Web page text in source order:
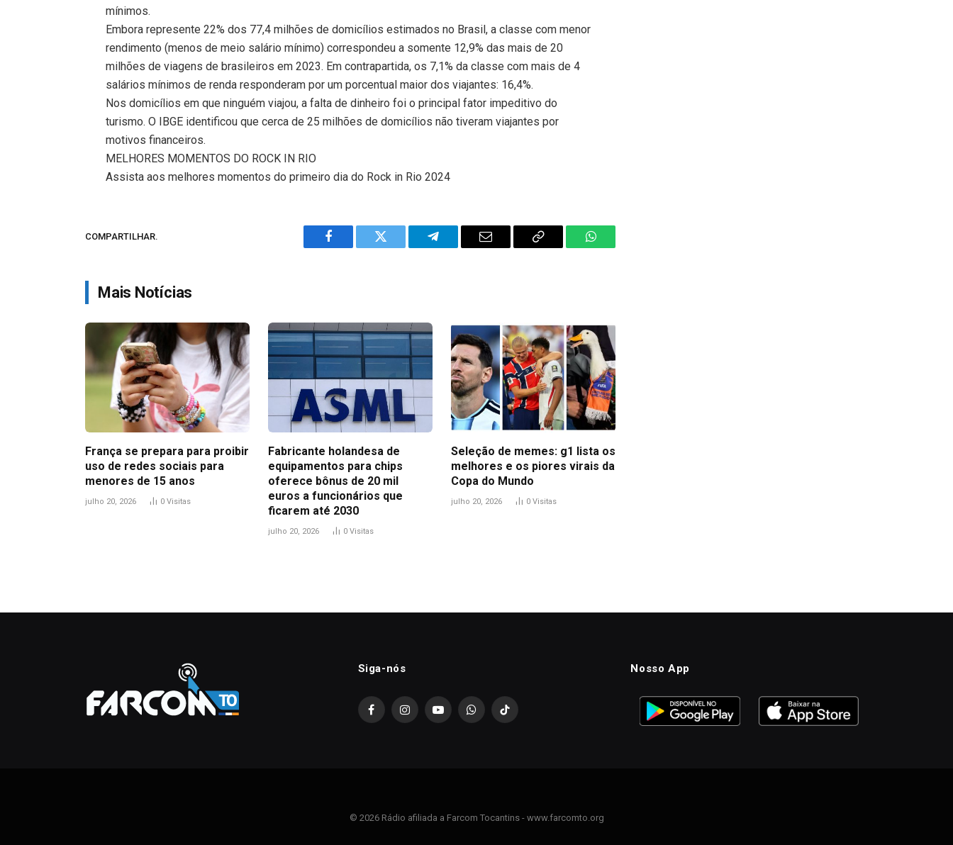
mínimos.
Embora represente 22% dos 77,4 milhões de domicílios estimados no Brasil, a classe com menor
rendimento (menos de meio salário mínimo) correspondeu a somente 12,9% das mais de 20
milhões de viagens de brasileiros em 2023. Em contrapartida, os 7,1% da classe com mais de 4
salários mínimos de renda responderam por um porcentual maior dos viajantes: 16,4%.
Nos domicílios em que ninguém viajou, a falta de dinheiro foi o principal fator impeditivo do
turismo. O IBGE identificou que cerca de 25 milhões de domicílios não tiveram viajantes por
motivos financeiros.
MELHORES MOMENTOS DO ROCK IN RIO
Assista aos melhores momentos do primeiro dia do Rock in Rio 2024
COMPARTILHAR.
Facebook Twitter Telegram Email
Copy
WhatsApp
Mais Notícias
França se prepara para proibir
uso de redes sociais para
menores de 15 anos
julho 20, 2026 0 Visitas
Fabricante holandesa de
equipamentos para chips
oferece bônus de 20 mil
euros a funcionários que
ficarem até 2030
julho 20, 2026 0 Visitas
Seleção de memes: g1 lista os
melhores e os piores virais da
Copa do Mundo
julho 20, 2026 0 Visitas
Siga-nós
FacebookInstagramYouTubeWhatsAppTikTok
Nosso App
© 2026 Rádio afiliada a Farcom Tocantins - www.farcomto.org